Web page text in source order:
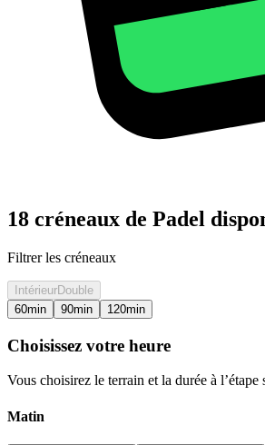
18 créneaux de Padel
Filtrer les créneaux
IntérieurDouble
60min 90min 120min
Choisissez votre heure
Vous choisirez le terrain et la durée à l’étape
Matin